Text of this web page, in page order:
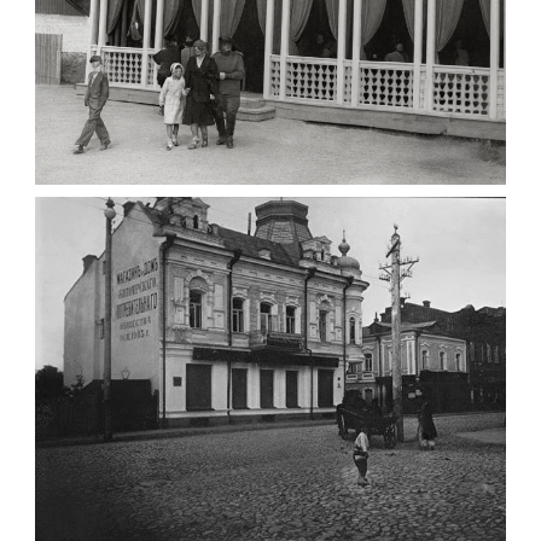
ПАВІЛЬЙОН МОРОЗИВА ЖИТОМИР 1947
Фото Житомир (1945-
1960)
Leave a comment
ФОТО ЖИТОМИРА 1905 ВУЛ.